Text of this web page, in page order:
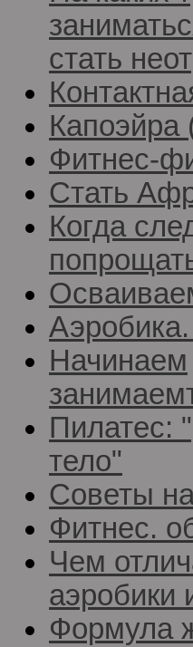
стать
Капоэйра
Фитнес-
Стать
Когда
Начинаем
Пилатес:
тело"
Советы
Фитнес.
Чем
аэробики
Формула